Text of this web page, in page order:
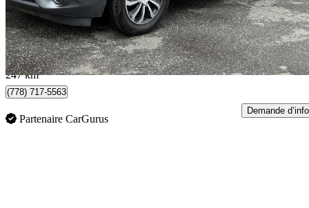
10 888 $ Affaire
191 $/mois env.
Burnaby, BC
247 km
(778) 717-5563
Partenaire CarGurus
Demande d’info